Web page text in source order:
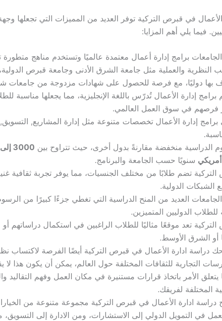
في قبرص التركية توفر العديد من المميزات التي تجعلها
فيما يلي أهم المزايا:
برامج إدارة أعمال معتمدة عالميًا وتستخدم مناهج
النظرية والعملية مثل جامعة الشرق الأدنى وجامعة قبرص
بها دوليًا، مع فرصة للحصول على شهادات مزدوجة من جامعات
إدارة الأعمال تُدرّس باللغة الإنجليزية، مما يجعلها مناسبة
فرصهم في سوق العمل العالمي.
إدارة الأعمال تخصصات متنوعة مثل إدارة المشاريع, التسويق,
الدراسية منخفضة مقارنةً بدول أخرى، حيث تتراوح بين
أمريكي سنويًا حسب الجامعة والبرنامج.
تضم طلابًا من مختلف الجنسيات، مما يوفر تجربة ثقافية
الشبكات الدولية.
العديد من المنح الدراسية التي تغطي جزءًا كبيرًا من
الدوليين المتميزين.
تعد موقعًا مثاليًا للطلاب الراغبين في استكمال دراساتهم
أو الشرق الأوسط.
دراسة ادارة الأعمال في قبرص التركية أيضًا الفرصة لاكتساب
التجارية للثقافات المختلفة حول العالم، يمكن أن يكون هذا لا
يتعلق الأمر باتخاذ قرارات مستنيرة في مكان العمل وفهم التقاليد
المختلفة لفريقك.
دراسة ادارة الأعمال في قبرص التركية مجموعة متنوعة من
في التمويل الدولي إلى الاستشارات، ومن الادارة إلى التسويق،